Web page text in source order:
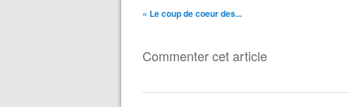
« Le coup de coeur des...
Commenter cet article